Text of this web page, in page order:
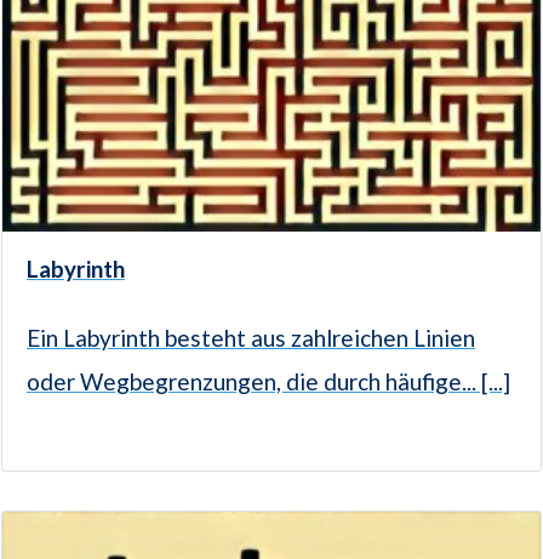
Labyrinth
Ein Labyrinth besteht aus zahlreichen Linien
oder Wegbegrenzungen, die durch häufige... [...]